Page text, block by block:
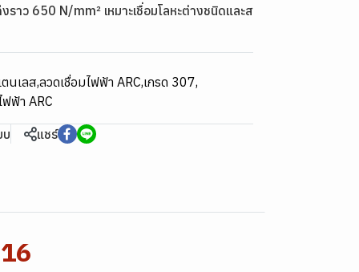
าว 650 N/mm² เหมาะเชื่อมโลหะต่างชนิดและส
นเลส,ลวดเชื่อมไฟฟ้า ARC,เกรด 307,
ฟฟ้า ARC
บ แชร์